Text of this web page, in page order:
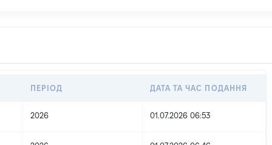
ПЕРІОД ДАТА ТА ЧАС ПОДАННЯ
2026 01.07.2026 06:53